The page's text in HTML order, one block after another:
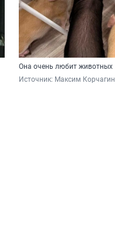
Она очень любит животных
Источник: Максим Корчагин